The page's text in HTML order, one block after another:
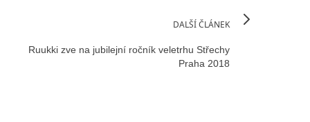
DALŠÍ ČLÁNEK
Ruukki zve na jubilejní ročník veletrhu Střechy
Praha 2018